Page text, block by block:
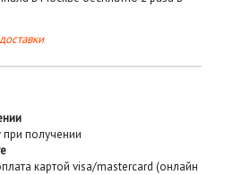
при получении
картой visa/mastercard (онлайн